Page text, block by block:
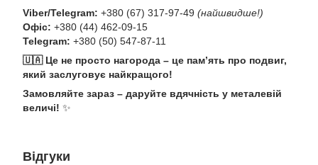
Viber/Telegram: +380 (67) 317-97-49 (найшвидше!)
Офіс: +380 (44) 462-09-15
Telegram: +380 (50) 547-87-11
🇺🇦 Це не просто нагорода – це пам’ять про подвиг,
який заслуговує найкращого!
Замовляйте зараз – даруйте вдячність у металевій
величі! ✨
Відгуки